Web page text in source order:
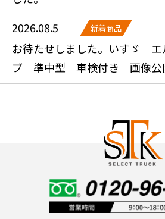
2026.08.5
新着商品
お待たせしました。いすゞ
ブ 準中型 車検付き 画像公